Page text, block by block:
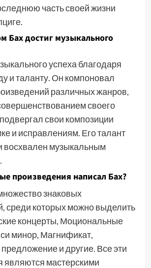
часть своей жизни
Бах достиг музыкального
успеха благодаря
и таланту. Он компоновал
различных жанров,
своего
свои композиции
и исправлениям. Его талант
восхвален музыкальным
произведения написал Бах?
знаковых
среди которых можно выделить
концерты, Моциональные
минор, Магнификат,
и другие. Все эти
являются мастерскими